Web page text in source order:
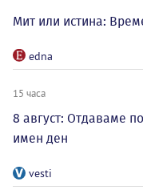
Мит или истина:
edna
15 часа
8 август: Отдаваме
имен ден
vesti